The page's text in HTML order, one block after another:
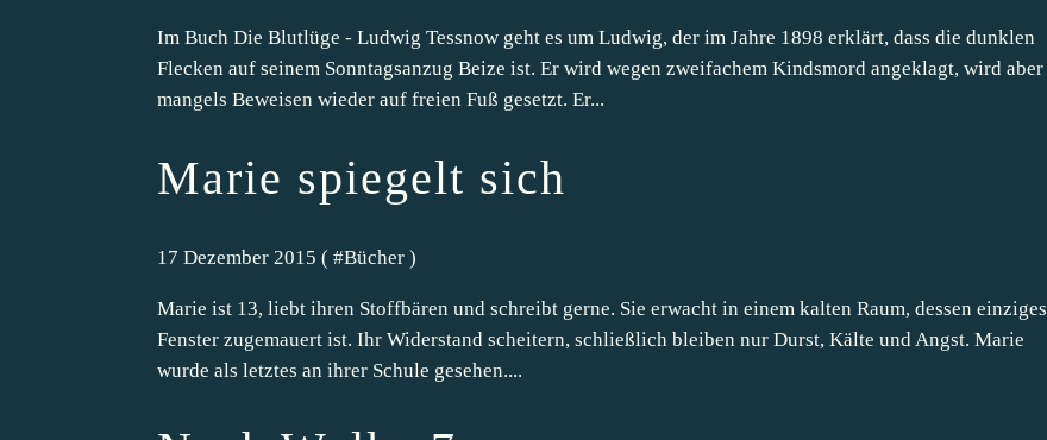
Im Buch Die Blutlüge - Ludwig Tessnow geht es um Ludwig, der im Jahre 1898 erklärt, dass die dunklen
Flecken auf seinem Sonntagsanzug Beize ist. Er wird wegen zweifachem Kindsmord angeklagt, wird aber
mangels Beweisen wieder auf freien Fuß gesetzt. Er...
Marie spiegelt sich
17 Dezember 2015 ( #Bücher )
Marie ist 13, liebt ihren Stoffbären und schreibt gerne. Sie erwacht in einem kalten Raum, dessen einziges
Fenster zugemauert ist. Ihr Widerstand scheitern, schließlich bleiben nur Durst, Kälte und Angst. Marie
wurde als letztes an ihrer Schule gesehen....